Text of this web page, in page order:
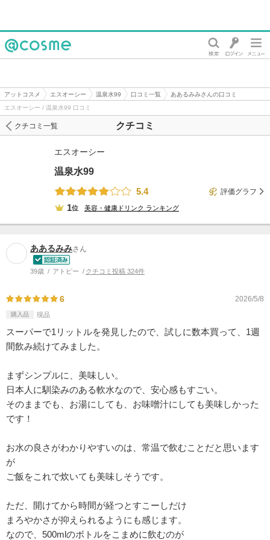
アットコスメ エスオーシー 温泉水99 口コミ一覧
ああるみみさんの口コミ
エスオーシー / 温泉水99 口コミ
クチコミ
クチコミ一覧
エスオーシー
温泉水99
5.4
評価グラフ
1位 美容・健康ドリンク ランキング
ああるみみさん
39歳 アトピー クチコミ投稿 324件
6 2026/5/8
購入品 現品
スーパーで1リットルを発見したので、試しに数本買って、1週
間飲み続けてみました。
まずシンプルに、美味しい。
日本人に馴染みのある軟水なので、安心感もすごい。
そのままでも、お湯にしても、お味噌汁にしても美味しかった
です！
お水の良さがわかりやすいのは、常温で飲むことだと思います
が
ご飯をこれで炊いても美味しそうです。
ただ、開けてから時間が経つとすこーしだけ
まろやかさが抑えられるようにも感じます。
なので、500mlのボトルをこまめに飲むのが